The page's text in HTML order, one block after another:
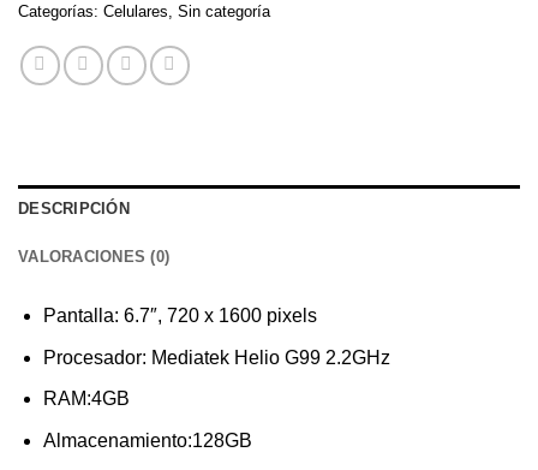
Categorías: Celulares, Sin categoría
DESCRIPCIÓN
VALORACIONES (0)
Pantalla: 6.7″, 720 x 1600 pixels
Procesador: Mediatek Helio G99 2.2GHz
RAM:4GB
Almacenamiento:128GB